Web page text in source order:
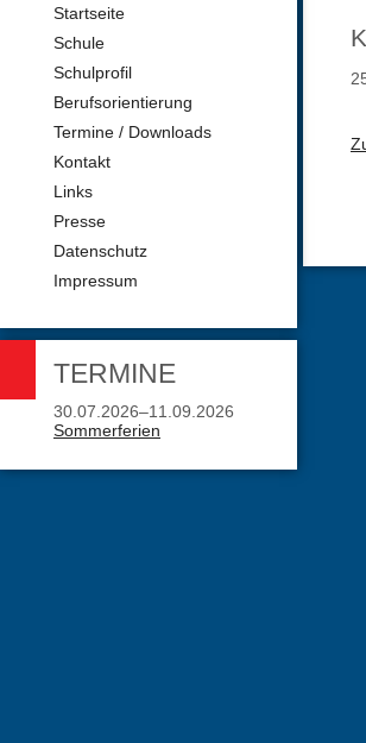
Navigation
Startseite
Schule
Schulprofil
Berufsorientierung
Termine / Downloads
Kontakt
Links
Presse
Datenschutz
Impressum
TERMINE
30.07.2026–11.09.2026
Sommerferien